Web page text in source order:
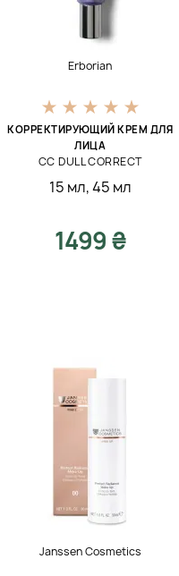
Erborian
КОРРЕКТИРУЮЩИЙ КРЕМ ДЛЯ
ЛИЦА
CC DULL CORRECT
15 мл,45 мл
1499 ₴
Janssen Cosmetics